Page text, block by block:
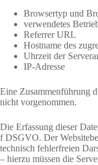
Browsertyp und
verwendetes
Referrer URL
Hostname des
Uhrzeit der
IP-Adresse
Eine Zusammenführung
nicht vorgenommen.
Die Erfassung dieser
f DSGVO. Der
technisch fehlerfreien
– hierzu müssen die